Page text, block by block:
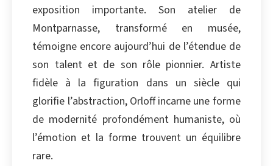
exposition importante. Son atelier de
Montparnasse, transformé en musée,
témoigne encore aujourd’hui de l’étendue de
son talent et de son rôle pionnier. Artiste
fidèle à la figuration dans un siècle qui
glorifie l’abstraction, Orloff incarne une forme
de modernité profondément humaniste, où
l’émotion et la forme trouvent un équilibre
rare.